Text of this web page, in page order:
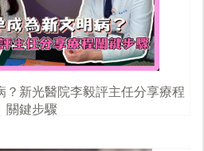
？新光醫院李毅評主任分享療程
關鍵步驟